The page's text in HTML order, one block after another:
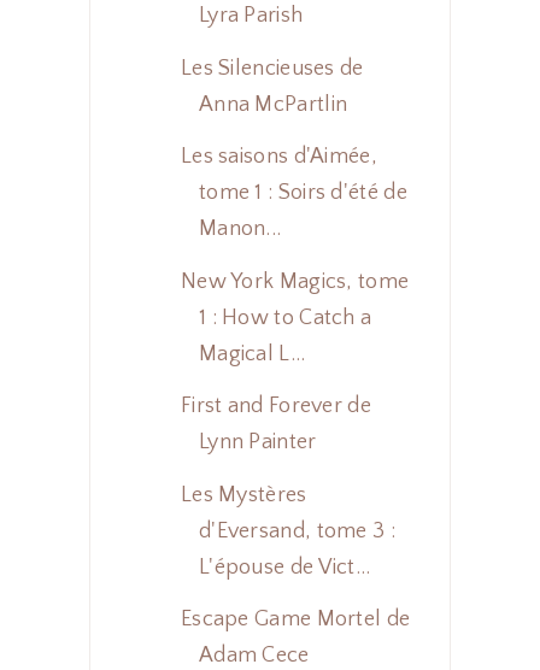
Lyra Parish
Les Silencieuses de
Anna McPartlin
Les saisons d'Aimée,
tome 1 : Soirs d'été de
Manon...
New York Magics, tome
1 : How to Catch a
Magical L...
First and Forever de
Lynn Painter
Les Mystères
d'Eversand, tome 3 :
L'épouse de Vict...
Escape Game Mortel de
Adam Cece